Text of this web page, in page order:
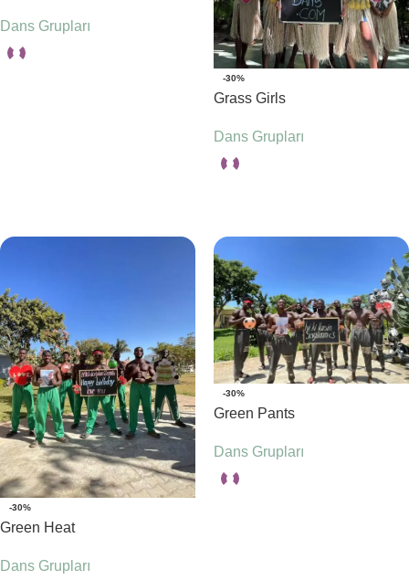
Dans Grupları
-30%
Grass Girls
Dans Grupları
-30%
Green Heat
Dans Grupları
-30%
Green Pants
Dans Grupları